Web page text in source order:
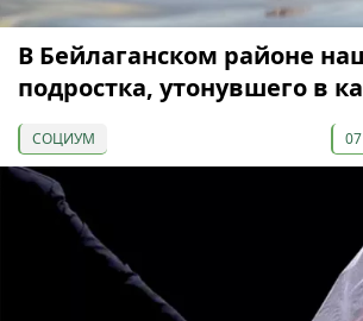
В Бейлаганском районе
подростка, утонувшего в
СОЦИУМ